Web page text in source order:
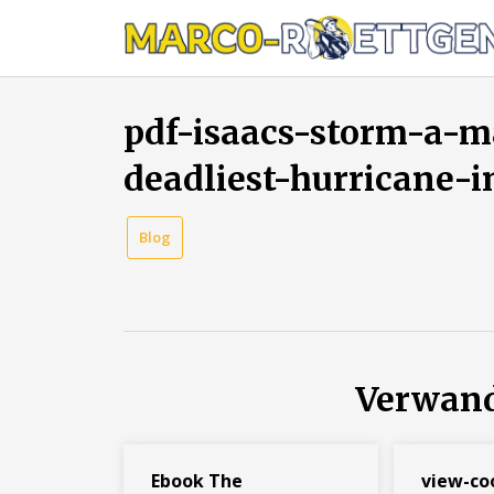
pdf-isaacs-storm-a-
deadliest-hurricane-
Blog
Ebook The
view-